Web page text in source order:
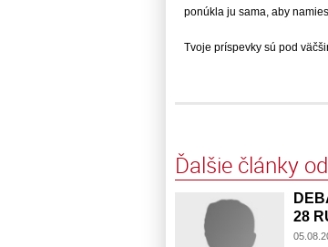
ponúkla ju sama, aby
Tvoje príspevky sú pod
Ďalšie články
28